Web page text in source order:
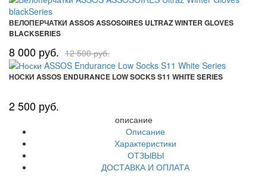
ВЕЛОПЕРЧАТКИ ASSOS ASSOSOIRES ULTRAZ WINTER GLOVES
BLACKSERIES
8 000 руб. 12 500 руб.
НОСКИ ASSOS ENDURANCE LOW SOCKS S11 WHITE SERIES
2 500 руб.
описание
Описание
Характеристики
ОТЗЫВЫ
ДОСТАВКА И ОПЛАТА